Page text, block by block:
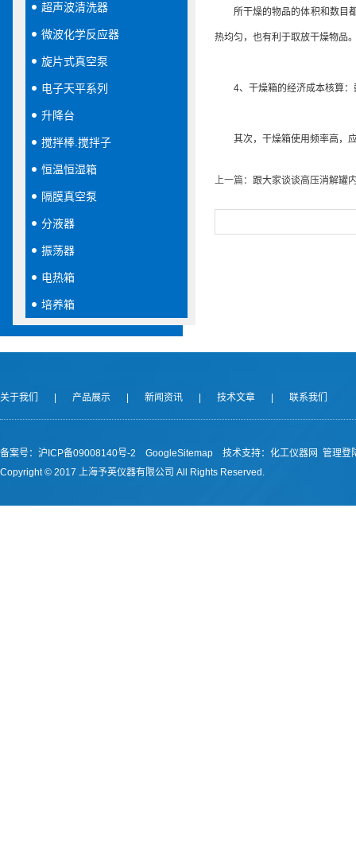
超声波清洗器
微波化学反应器
旋片式真空泵
电子天平系列
升降台
搅拌棒.搅拌子
恒温恒湿箱
隔膜真空泵
分液器
振荡器
电热箱
培养箱
所干燥的物品的体积和数目都
热均匀，也有利于取放干燥物品
4、干燥箱的经济成本核算：
其次，干燥箱使用频率高，应
上一篇： 跟大家谈谈高压消解罐
关于我们 产品展示 新闻资讯 技术文章 联系我们
备案号：沪ICP备09008140号-2 GoogleSitemap 技术支持： 化工仪器网 管理登
Copyright © 2017 上海予英仪器有限公司 All Rights Reserved.